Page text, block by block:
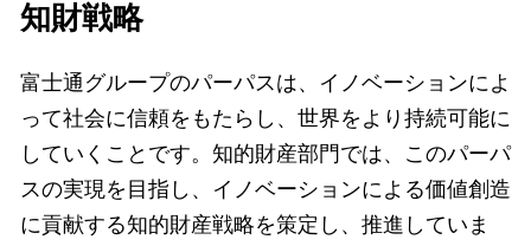
知財戦略
富士通グループのパーパスは、イノベーションによ
って社会に信頼をもたらし、世界をより持続可能に
していくことです。知的財産部門では、このパーパ
スの実現を目指し、イノベーションによる価値創造
に貢献する知的財産戦略を策定し、推進していま